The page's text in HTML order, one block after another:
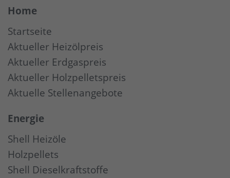
Home
Startseite
Aktueller Heizölpreis
Aktueller Erdgaspreis
Aktueller Holzpelletspreis
Aktuelle Stellenangebote
Energie
Shell Heizöle
Holzpellets
Shell Dieselkraftstoffe